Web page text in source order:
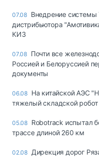
07.08 Внедрение системы
дистрибьютора
КИЗ
07.08 Почти все
Россией и Белоруссией
документы
06.08 На китайской АЭС
тяжелый складской робот
05.08 Robotrack испытал
трассе длиной 260 км
02.08 Дирекция дорог